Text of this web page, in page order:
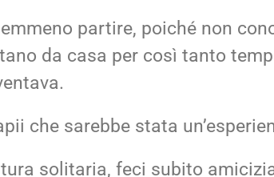
partire, poiché non
da casa per così tanto
che sarebbe stata
solitaria, feci subito